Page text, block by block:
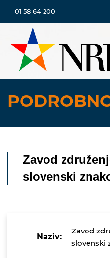
01 58 64 200
Zavod
slovenski
Naziv:
Zavod
slovenski